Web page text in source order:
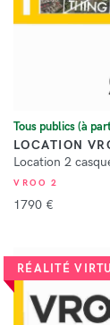
Tous publics (à
LOCATION
Location 2
VROO 2
1790 €
RÉALITÉ